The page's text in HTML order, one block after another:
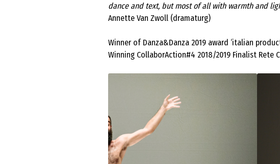
dance and text, but most of all with warmth and
Annette Van Zwoll (dramaturg)
Winner of Danza&Danza 2019 award ‘italian
Winning CollaborAction#4 2018/2019 Finalist Rete